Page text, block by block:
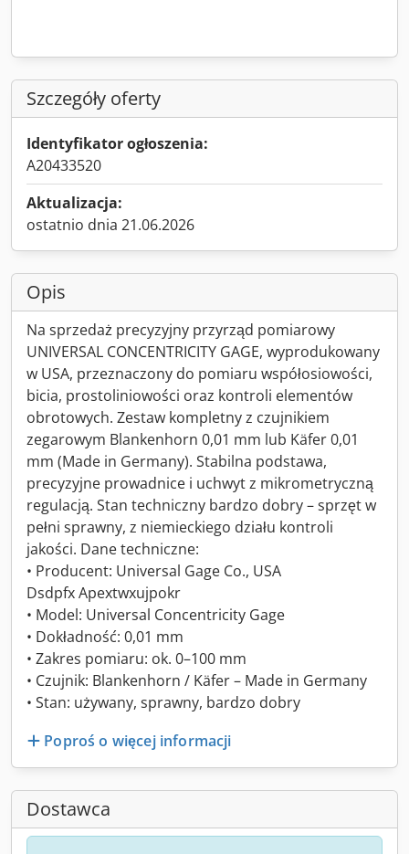
Szczegóły oferty
Identyfikator ogłoszenia:
A20433520
Aktualizacja:
ostatnio dnia 21.06.2026
Opis
Na sprzedaż precyzyjny przyrząd pomiarowy
UNIVERSAL CONCENTRICITY GAGE, wyprodukowany
w USA, przeznaczony do pomiaru współosiowości,
bicia, prostoliniowości oraz kontroli elementów
obrotowych. Zestaw kompletny z czujnikiem
zegarowym Blankenhorn 0,01 mm lub Käfer 0,01
mm (Made in Germany). Stabilna podstawa,
precyzyjne prowadnice i uchwyt z mikrometryczną
regulacją. Stan techniczny bardzo dobry – sprzęt w
pełni sprawny, z niemieckiego działu kontroli
jakości. Dane techniczne:
• Producent: Universal Gage Co., USA
Dsdpfx Apextwxujpokr
• Model: Universal Concentricity Gage
• Dokładność: 0,01 mm
• Zakres pomiaru: ok. 0–100 mm
• Czujnik: Blankenhorn / Käfer – Made in Germany
• Stan: używany, sprawny, bardzo dobry
Poproś o więcej informacji
Dostawca